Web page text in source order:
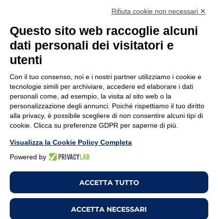
Lavora con noi
Termini e Condizioni
Note Legali
Whistleblowing
Codice Etico
Privacy policy
Modifica preferenze
Cookies
Copyright ©2026. All Rights Reserved
Rifiuta cookie non necessari ✕
Questo sito web raccoglie alcuni
dati personali dei visitatori e
utenti
Con il tuo consenso, noi e i nostri partner utilizziamo i cookie e
tecnologie simili per archiviare, accedere ed elaborare i dati
personali come, ad esempio, la visita al sito web o la
personalizzazione degli annunci. Poiché rispettiamo il tuo diritto
alla privacy, è possibile scegliere di non consentire alcuni tipi di
cookie. Clicca su preferenze GDPR per saperne di più.
Visualizza la Cookie Policy Completa
Powered by
ACCETTA TUTTO
ACCETTA NECESSARI